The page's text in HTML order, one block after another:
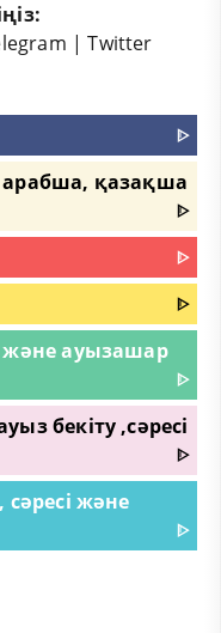
|Twitter
ᐈ
қазақша
ᐈ
ᐈ
ᐈ
және ауызашар
ᐈ
бекіту ,сәресі
ᐈ
және
ᐈ